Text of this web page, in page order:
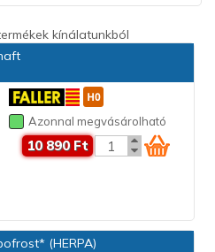
kínálatunkból
Azonnal megvásárolható
10 890 Ft
(HERPA)